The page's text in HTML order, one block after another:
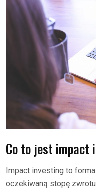
Co to jest impact
Impact investing to
oczekiwaną stopę